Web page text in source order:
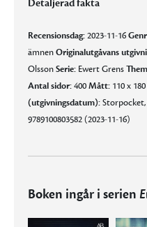
Detaljerad fakta
Recensionsdag:2023-11-16
ämnenOriginalutgåvans
OlssonSerie: Ewert Grens
Antal sidor:400Mått: 110 x
(utgivningsdatum):Storpocket,
9789100803582 (2023-11-16)
Boken ingår i serien